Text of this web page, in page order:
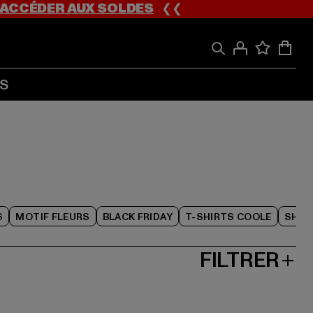
ACCÉDER AUX SOLDES❮❮
MOTIF FLEURS BLACK FRIDAY T-SHIRTS COOLE
FILTRER